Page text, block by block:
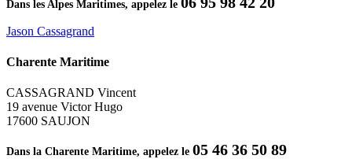
Dans les Alpes Maritimes, appelez le
Jason Cassagrand
Charente Maritime
CASSAGRAND Vincent
19 avenue Victor Hugo
17600 SAUJON
Dans la Charente Maritime, appelez le 05 46 36 50 89